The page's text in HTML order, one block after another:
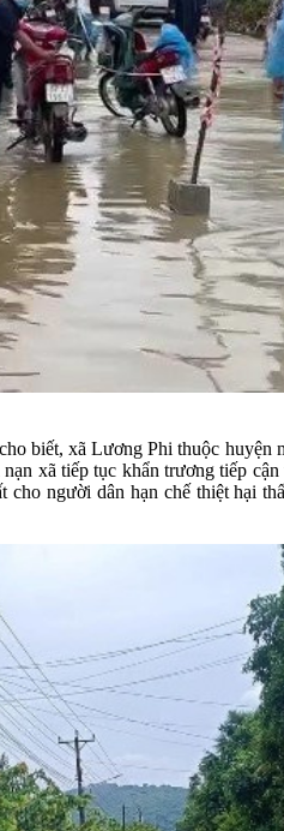
biết, xã Lương Phi thuộc huyện
xã tiếp tục khẩn trương tiếp
người dân hạn chế thiệt hại